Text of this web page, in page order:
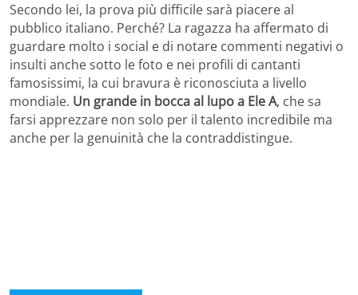
Secondo lei, la prova più difficile sarà piacere al
pubblico italiano. Perché? La ragazza ha affermato di
guardare molto i social e di notare commenti negativi o
insulti anche sotto le foto e nei profili di cantanti
famosissimi, la cui bravura è riconosciuta a livello
mondiale. Un grande in bocca al lupo a Ele A, che sa
farsi apprezzare non solo per il talento incredibile ma
anche per la genuinità che la contraddistingue.